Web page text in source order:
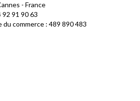
- France
92 91 90 63
du commerce : 489 890 483